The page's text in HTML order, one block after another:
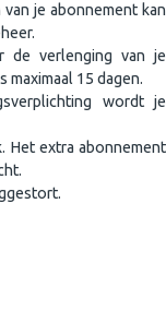
je abonnement kan
de verlenging van je
15 dagen.
wordt je
Het extra abonnement